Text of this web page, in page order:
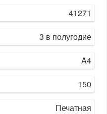
41271
3 в полугодие
A4
150
Печатная